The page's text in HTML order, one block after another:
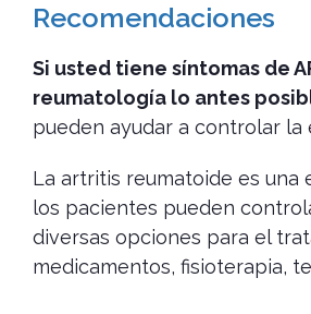
Recomendaciones
Si usted tiene síntomas de
reumatología lo antes
pueden ayudar a controlar la
La artritis reumatoide es
los pacientes pueden
diversas opciones para el
medicamentos, fisioterapia,